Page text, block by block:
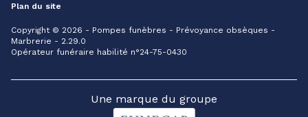
Plan du site
Copyright © 2026 - Pompes funèbres - Prévoyance obsèques -
Marbrerie - 2.29.0
Opérateur funéraire habilité n°24-75-0430
Une marque du groupe